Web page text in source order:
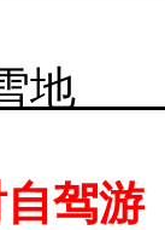
雪
驾游